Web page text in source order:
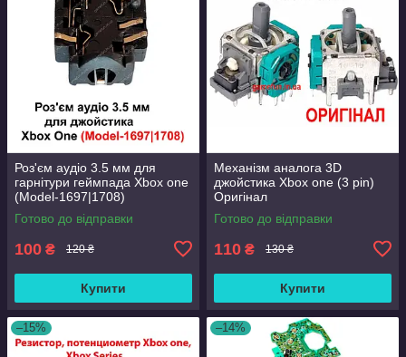
Роз'єм аудіо 3.5 мм для
гарнітури геймпада Xbox one
(Model-1697|1708)
Готово до відправки
100 ₴ 120 ₴
Купити
Механізм аналога 3D
джойстика Xbox one (3 pin)
Оригінал
Готово до відправки
110 ₴ 130 ₴
Купити
–15% –14%